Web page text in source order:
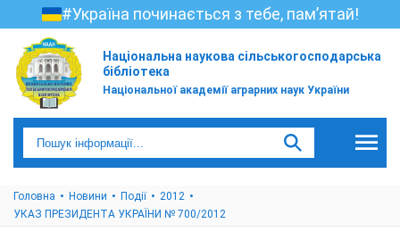
#Україна починається з тебе, пам’ятай!
Національна наукова сільськогосподарська
бібліотека
Національної академії аграрних наук України
Головна Новини Події
2012
УКАЗ ПРЕЗИДЕНТА УКРАЇНИ № 700/2012